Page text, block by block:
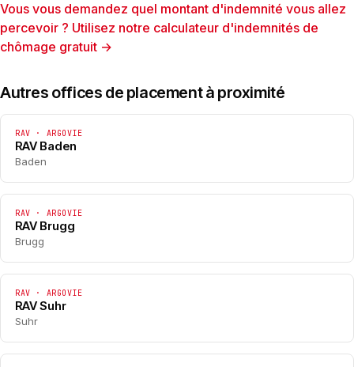
Vous vous demandez quel montant d'indemnité vous allez
percevoir ? Utilisez notre calculateur d'indemnités de
chômage gratuit →
Autres offices de placement à proximité
RAV · ARGOVIE
RAV Baden
Baden
RAV · ARGOVIE
RAV Brugg
Brugg
RAV · ARGOVIE
RAV Suhr
Suhr